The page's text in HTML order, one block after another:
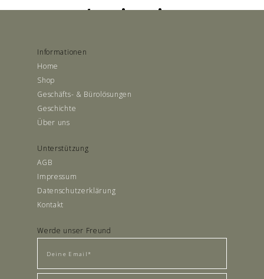
Sessel mit einer
Polsterung aus
Anilinleder
Siehe Details
Informationen
Home
Shop
Geschäfts- & Bürolösungen
Geschichte
Über uns
Unterstützung
AGB
Impressum
Datenschutzerklärung
Kontakt
Werde unser Freund